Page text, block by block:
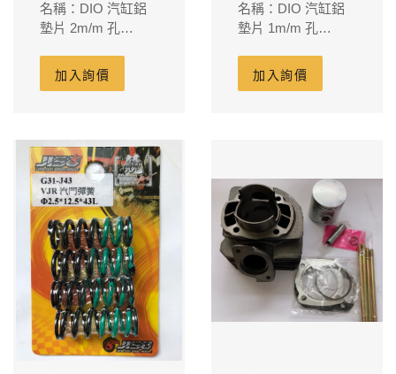
名稱：DIO 汽缸鋁
墊片 2m/m 孔
加入詢價
名稱：DIO 汽缸鋁
墊片 1m/m 孔
加入詢價